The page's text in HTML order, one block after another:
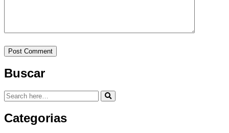
Buscar
Categorias